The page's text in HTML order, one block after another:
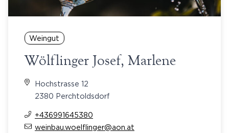
Weingut
Wölflinger Josef, Marlene
Hochstrasse 12
2380 Perchtoldsdorf
+436991645380
weinbau.woelflinger@aon.at